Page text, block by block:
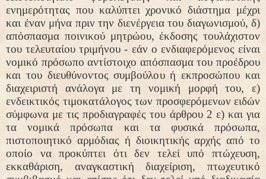
ενημερότητας που καλύπτει χρονικό διάστημα μέχρι
και έναν μήνα πριν την διενέργεια του διαγωνισμού, δ)
απόσπασμα ποινικού μητρώου, έκδοσης τουλάχιστον
του τελευταίου τριμήνου - εάν ο ενδιαφερόμενος είναι
νομικό πρόσωπο αντίστοιχο απόσπασμα του προέδρου
και του διευθύνοντος συμβούλου ή εκπροσώπου και
διαχειριστή ανάλογα με τη νομική μορφή του, ε)
ενδεικτικός τιμοκατάλογος των προσφερόμενων ειδών
σύμφωνα με τις προδιαγραφές του άρθρου 2 ε) και για
τα νομικά πρόσωπα και τα φυσικά πρόσωπα,
πιστοποιητικό αρμόδιας ή διοικητικής αρχής από το
οποίο να προκύπτει ότι δεν τελεί υπό πτώχευση,
εκκαθάριση, αναγκαστική διαχείριση, πτωχευτικό